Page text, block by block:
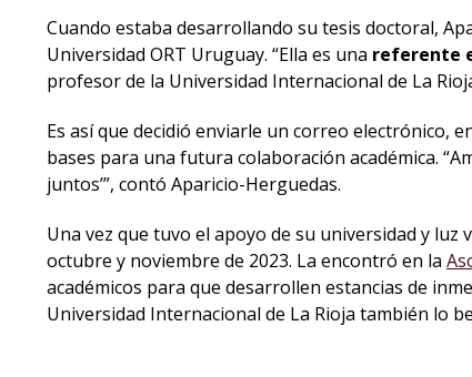
Cuando estaba desarrollando su tesis doctoral,
Universidad ORT Uruguay. “Ella es una referente
profesor de la Universidad Internacional de La
Es así que decidió enviarle un correo electrónico,
bases para una futura colaboración académica.
juntos’”, contó Aparicio-Herguedas.
Una vez que tuvo el apoyo de su universidad y luz
octubre y noviembre de 2023. La encontró en la
académicos para que desarrollen estancias de
Universidad Internacional de La Rioja también lo